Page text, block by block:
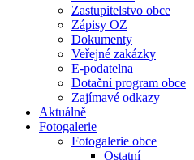
Zastupitelstvo obce
Zápisy OZ
Dokumenty
Veřejné zakázky
E-podatelna
Dotační program obce
Zajímavé odkazy
Aktuálně
Fotogalerie
Fotogalerie obce
Ostatní